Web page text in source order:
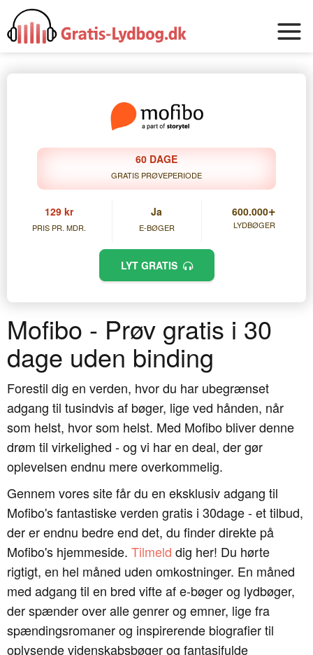
60 DAGE
GRATIS PRØVEPERIODE
129 kr
PRIS PR. MDR.
Ja
E-BØGER
600.000+
LYDBØGER
Mofibo - Prøv gratis i 30
dage uden binding
Forestil dig en verden, hvor du har ubegrænset
adgang til tusindvis af bøger, lige ved hånden, når
som helst, hvor som helst. Med Mofibo bliver denne
drøm til virkelighed - og vi har en deal, der gør
oplevelsen endnu mere overkommelig.
Gennem vores site får du en eksklusiv adgang til
Mofibo's fantastiske verden gratis i 30dage - et tilbud,
der er endnu bedre end det, du finder direkte på
Mofibo's hjemmeside. Tilmeld dig her! Du hørte
rigtigt, en hel måned uden omkostninger. En måned
med adgang til en bred vifte af e-bøger og lydbøger,
der spænder over alle genrer og emner, lige fra
spændingsromaner og inspirerende biografier til
oplysende videnskabsbøger og fantasifulde